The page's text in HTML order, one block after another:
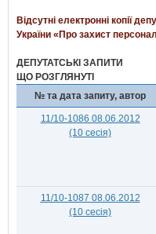
Відсутні електронні копії
України «Про захист
ДЕПУТАТСЬКІ ЗАПИТИ
ЩО РОЗГЛЯНУТІ
№ та дата запиту, автор
11/10-1086 08.06.2012
(10 сесія)
11/10-1087 08.06.2012
(10 сесія)